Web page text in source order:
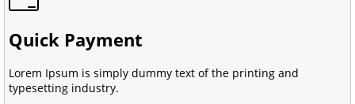
Quick Payment
Lorem Ipsum is simply dummy text of the printing and
typesetting industry.